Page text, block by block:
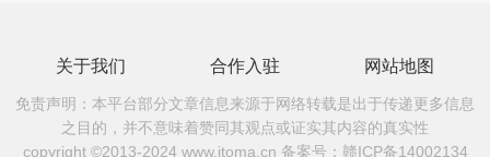
关于我们 合作入驻 网站地图
免责声明：本平台部分文章信息来源于网络转载是出于传递更多信息
之目的，并不意味着赞同其观点或证实其内容的真实性
copyright ©2013-2024 www.itoma.cn 备案号： 赣ICP备14002134